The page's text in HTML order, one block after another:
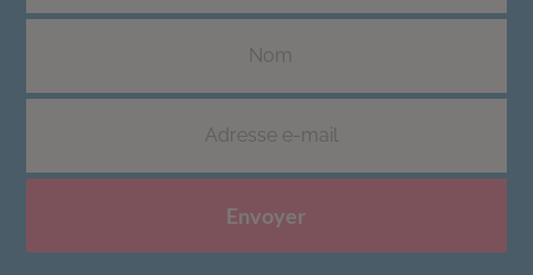
Envoyer